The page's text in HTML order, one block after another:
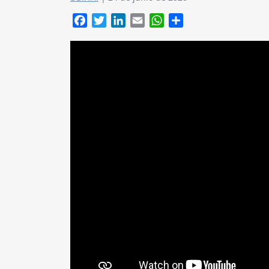
FacebookTwitterLinkedIn
Email WhatsApp